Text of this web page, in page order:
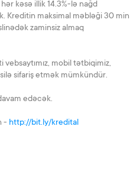
kəsə illik 14.3%-lə nağd
Kreditin maksimal məbləği 30 min
zaminsiz almaq
mobil tətbiqimiz,
sifariş etmək mümkündür.
edəcək.
- http://bit.ly/kredital